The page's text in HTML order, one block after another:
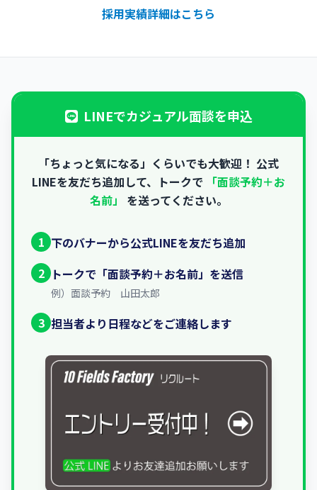
採用実績詳細はこちら
LINEでカジュアル面談を申込
「ちょっと気になる」くらいでも大歓迎！ 公式
LINEを友だち追加して、トークで
「面談予約＋お
名前」
を送ってください。
1 下のバナーから公式LINEを友だち追加
2 トークで「面談予約＋お名前」を送信
例）面談予約 山田太郎
3 担当者より日程などをご連絡します